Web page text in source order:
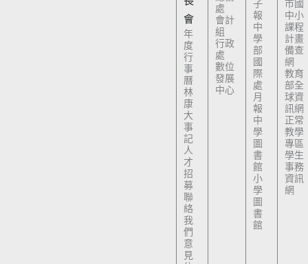
會
年
度
行
事
曆
林
康
大
事
記
人
才
招
募
聯
絡
我
們
意
見
處
會計
組
行政
處
數位
發展
中心
子
報
中
學
部
國
際
處
月
報
中
學
圖
書
館
小
學
圖
書
館
市國
中小
課程
計畫
備查
網
教育
部全
球資
訊網
正常
教學
專區
學生
事務
資訊
網